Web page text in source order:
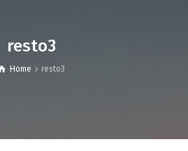
resto3
Home resto3